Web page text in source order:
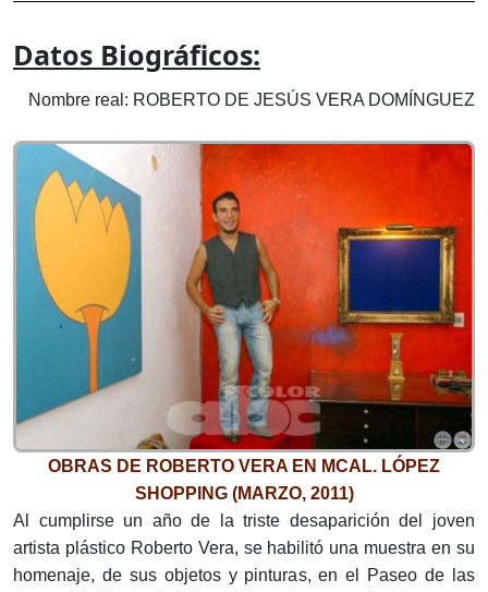
Datos Biográficos:
Nombre real: ROBERTO DE JESÚS VERA DOMÍNGUEZ
OBRAS DE ROBERTO VERA EN MCAL. LÓPEZ
SHOPPING (MARZO, 2011)
Al cumplirse un año de la triste desaparición del joven
artista plástico Roberto Vera, se habilitó una muestra en su
homenaje, de sus objetos y pinturas, en el Paseo de las